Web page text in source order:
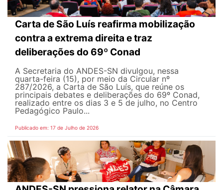
Carta de São Luís reafirma mobilização
contra a extrema direita e traz
deliberações do 69º Conad
A Secretaria do ANDES-SN divulgou, nessa
quarta-feira (15), por meio da Circular nº
287/2026, a Carta de São Luís, que reúne os
principais debates e deliberações do 69º Conad,
realizado entre os dias 3 e 5 de julho, no Centro
Pedagógico Paulo...
Publicado em: 17 de Julho de 2026